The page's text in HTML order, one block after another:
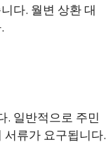
다. 월변 상환 대
. 일반적으로 주민
류가 요구됩니다.